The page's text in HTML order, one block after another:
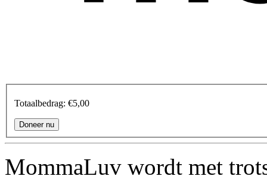
Totaalbedrag: €5,00
MommaLuv wordt met